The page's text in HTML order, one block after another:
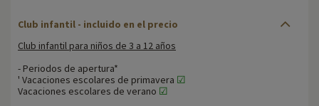
Club infantil - incluido en el precio
Club infantil para niños de 3 a 12 años
- Periodos de apertura*
' Vacaciones escolares de primavera ☑
Vacaciones escolares de verano ☑